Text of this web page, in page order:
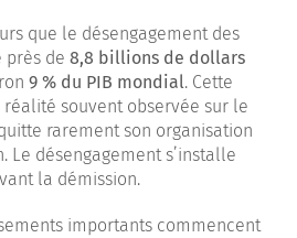
que le désengagement des
près de 8,8 billions de dollars
9 % du PIB mondial. Cette
souvent observée sur le
rarement son organisation
Le désengagement s’installe
la démission.
importants commencent